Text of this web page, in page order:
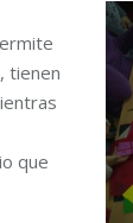
tienen
que